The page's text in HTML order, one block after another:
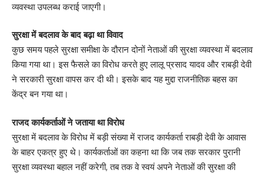
व्यवस्था उपलब्ध कराई जाएगी।
सुरक्षा में बदलाव के बाद बढ़ा था विवाद
कुछ समय पहले सुरक्षा समीक्षा के दौरान दोनों नेताओं की सुरक्षा व्यवस्था में बदलाव
किया गया था। इस फैसले का विरोध करते हुए लालू प्रसाद यादव और राबड़ी देवी
ने सरकारी सुरक्षा वापस कर दी थी। इसके बाद यह मुद्दा राजनीतिक बहस का
केंद्र बन गया था।
राजद कार्यकर्ताओं ने जताया था विरोध
सुरक्षा में बदलाव के विरोध में बड़ी संख्या में राजद कार्यकर्ता राबड़ी देवी के आवास
के बाहर एकत्र हुए थे। कार्यकर्ताओं का कहना था कि जब तक सरकार पुरानी
सुरक्षा व्यवस्था बहाल नहीं करेगी, तब तक वे स्वयं अपने नेताओं की सुरक्षा की